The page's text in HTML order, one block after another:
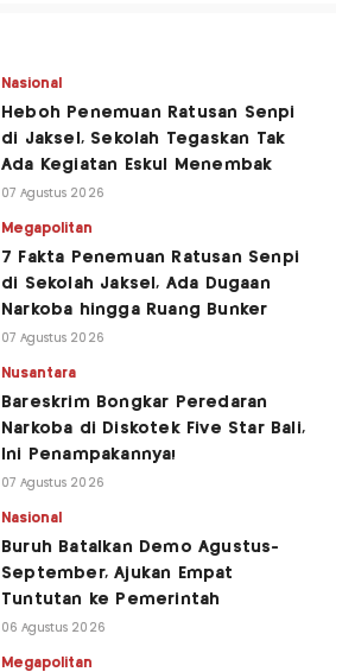
Nasional
Heboh Penemuan Ratusan Senpi
di Jaksel, Sekolah Tegaskan Tak
Ada Kegiatan Eskul Menembak
07 Agustus 2026
Megapolitan
7 Fakta Penemuan Ratusan Senpi
di Sekolah Jaksel, Ada Dugaan
Narkoba hingga Ruang Bunker
07 Agustus 2026
Nusantara
Bareskrim Bongkar Peredaran
Narkoba di Diskotek Five Star Bali,
Ini Penampakannya!
07 Agustus 2026
Nasional
Buruh Batalkan Demo Agustus-
September, Ajukan Empat
Tuntutan ke Pemerintah
06 Agustus 2026
Megapolitan